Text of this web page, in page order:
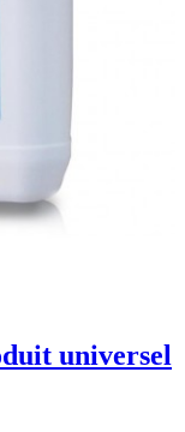
universel